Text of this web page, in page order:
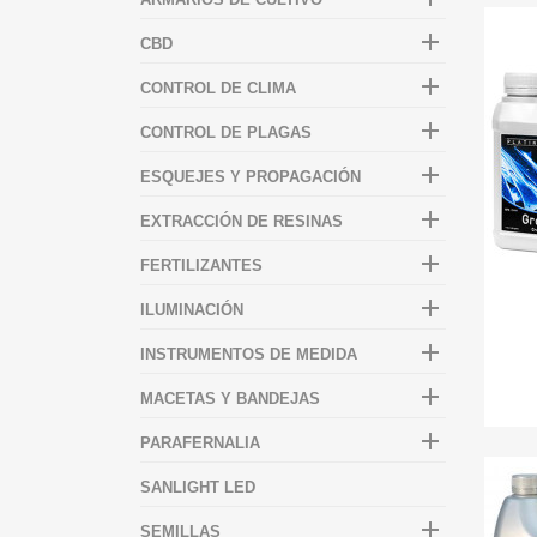
CBD 
CONTROL DE CLIMA 
CONTROL DE PLAGAS 
ESQUEJES Y PROPAGACIÓN 
EXTRACCIÓN DE RESINAS 
FERTILIZANTES 
ILUMINACIÓN 
INSTRUMENTOS DE MEDIDA 
MACETAS Y BANDEJAS 
PARAFERNALIA 
SANLIGHT LED
SEMILLAS 